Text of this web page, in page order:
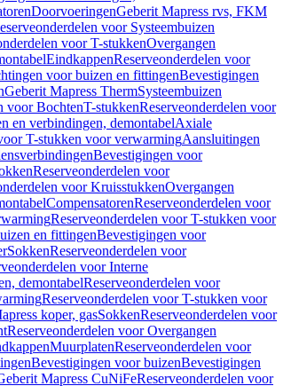
DoorvoeringenGeberit Mapress rvs, FKM
voor Systeembuizen
voor T-stukkenOvergangen
EindkappenReserveonderdelen voor
voor buizen en fittingenBevestigingen
Geberit Mapress ThermSysteembuizen
voor BochtenT-stukkenReserveonderdelen voor
en verbindingen, demontabelAxiale
T-stukken voor verwarmingAansluitingen
Bevestigingen voor
Reserveonderdelen voor
voor KruisstukkenOvergangen
CompensatorenReserveonderdelen voor
Reserveonderdelen voor T-stukken voor
en fittingenBevestigingen voor
SokkenReserveonderdelen voor
voor Interne
demontabelReserveonderdelen voor
Reserveonderdelen voor T-stukken voor
koper, gasSokkenReserveonderdelen voor
Reserveonderdelen voor Overgangen
MuurplatenReserveonderdelen voor
Bevestigingen voor buizenBevestigingen
Mapress CuNiFeReserveonderdelen voor